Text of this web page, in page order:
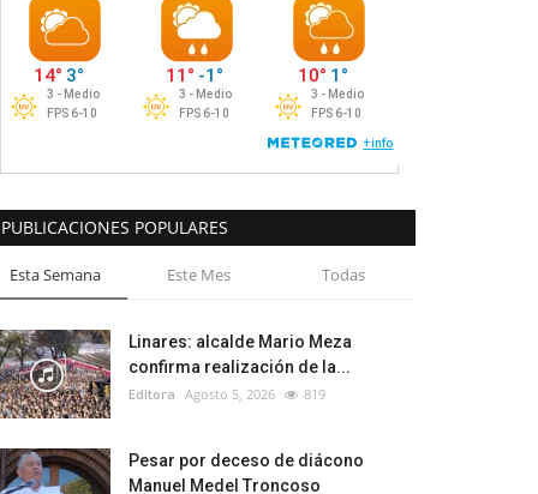
PUBLICACIONES POPULARES
Esta Semana Este Mes Todas
Linares: alcalde Mario Meza
confirma realización de la...
Editora Agosto 5, 2026 819
Pesar por deceso de diácono
Manuel Medel Troncoso